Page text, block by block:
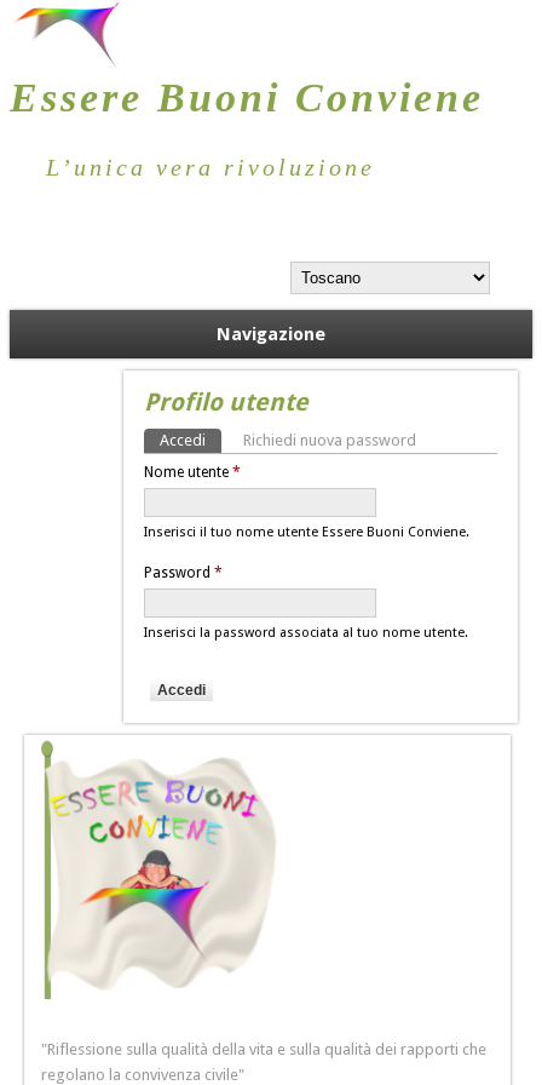
Essere Buoni Conviene
L’unica vera rivoluzione
Navigazione
Profilo utente
Schede primarie
Accedi (scheda attiva)
Richiedi nuova password
Nome utente *
Inserisci il tuo nome utente Essere Buoni Conviene.
Password *
Inserisci la password associata al tuo nome utente.
"Riflessione sulla qualità della vita e sulla qualità dei rapporti che
regolano la convivenza civile"